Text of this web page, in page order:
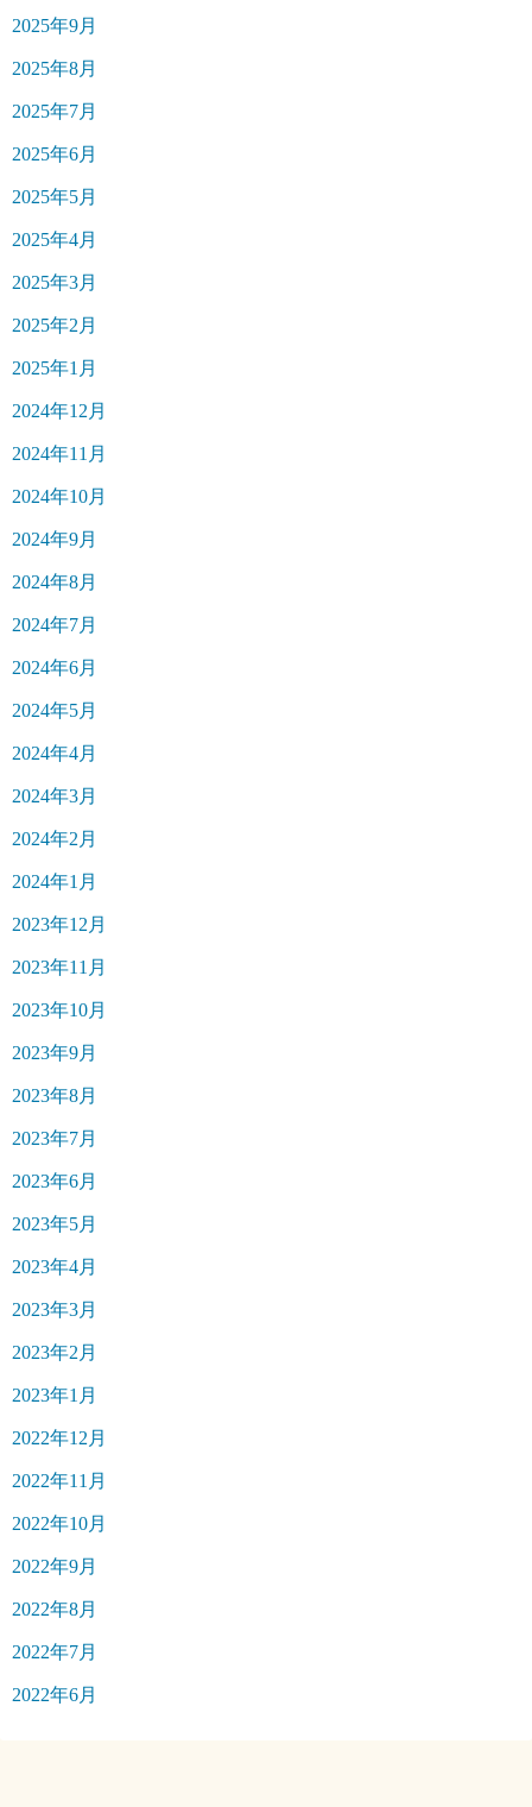
2025年9月
2025年8月
2025年7月
2025年6月
2025年5月
2025年4月
2025年3月
2025年2月
2025年1月
2024年12月
2024年11月
2024年10月
2024年9月
2024年8月
2024年7月
2024年6月
2024年5月
2024年4月
2024年3月
2024年2月
2024年1月
2023年12月
2023年11月
2023年10月
2023年9月
2023年8月
2023年7月
2023年6月
2023年5月
2023年4月
2023年3月
2023年2月
2023年1月
2022年12月
2022年11月
2022年10月
2022年9月
2022年8月
2022年7月
2022年6月